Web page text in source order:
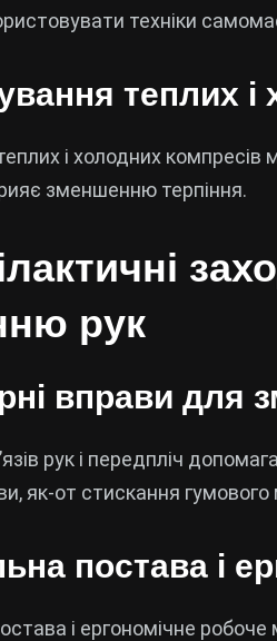
техніки
теплих і
і холодних
зменшенню терпіння.
рук
вправи для
рук і передпліч
як-от стискання
постава і
і ергономічне